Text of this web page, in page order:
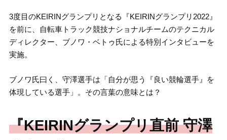
3度目のKEIRINグランプリとなる『KEIRINグランプリ2022』
を前に、自転車トラック競技ナショナルチームのテクニカル
ディレクター、ブノワ・ベトゥ氏による特別インタビューを
実施。
ブノワ氏曰く、守澤選手は「自分が思う『良い競輪選手』を
体現している選手」。その言葉の意味とは？
『KEIRINグランプリ直前 守澤